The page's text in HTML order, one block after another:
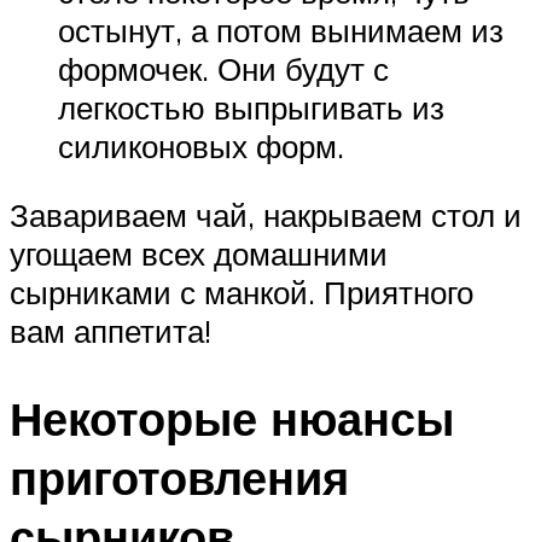
остынут, а потом вынимаем из
формочек. Они будут с
легкостью выпрыгивать из
силиконовых форм.
Завариваем чай, накрываем стол и
угощаем всех домашними
сырниками с манкой. Приятного
вам аппетита!
Некоторые нюансы
приготовления